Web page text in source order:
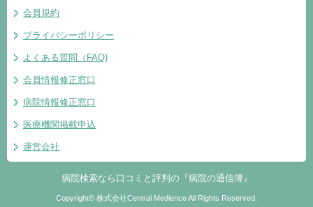
会員規約
プライバシーポリシー
よくある質問（FAQ)
会員情報修正窓口
病院情報修正窓口
医療機関掲載申込
運営会社
病院検索なら口コミと評判の『病院の通信簿』
Copyright© 株式会社Central Medience All Rights Reserved.